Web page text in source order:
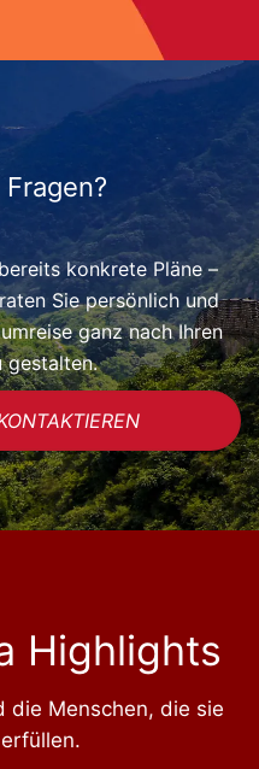
konkrete Pläne –
Sie persönlich und
ganz nach Ihren
gestalten.
Highlights
die Menschen, die sie